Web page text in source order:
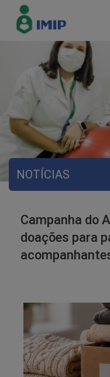
NOTÍCIAS
Campanha do
doações para